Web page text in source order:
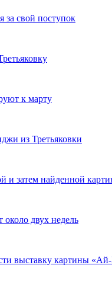
свой поступок
к марту
из Третьяковки
и затем найденной
около двух недель
выставку картины